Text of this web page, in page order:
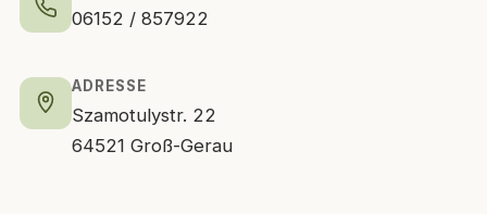
06152 / 857922
ADRESSE
Szamotulystr. 22
64521 Groß-Gerau